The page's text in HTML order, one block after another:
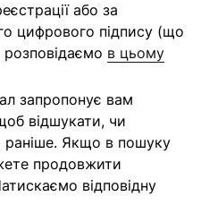
або за
цифрового підпису (що
в цьому
запропонує вам
відшукати, чи
раніше. Якщо в пошуку
продовжити
відповідну